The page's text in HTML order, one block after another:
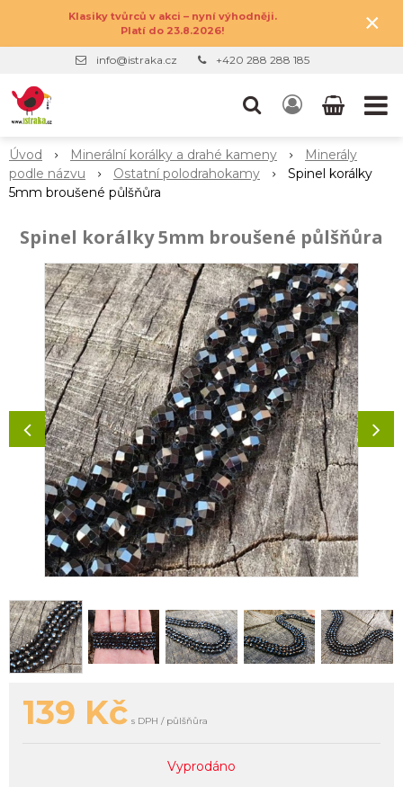
Klasiky tvůrců v akci – nyní výhodněji.
Platí do 23.8.2026!
×
info@istraka.cz +420 288 288 185
Úvod Minerální korálky a drahé kameny
Minerály
podle názvu
Ostatní polodrahokamy
Spinel korálky
5mm broušené půlšňůra
Spinel korálky 5mm broušené půlšňůra
139 Kč s DPH / půlšňůra
Vyprodáno